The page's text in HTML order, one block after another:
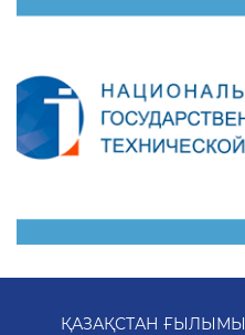
ҚАЗАҚСТАН ҒЫЛЫМЫ